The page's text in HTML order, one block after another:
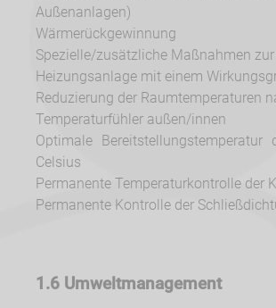
Außenanlagen)
Wärmerückgewinnung
Spezielle/zusätzliche Maßnahmen
Heizungsanlage mit einem
Reduzierung der Raumtemperaturen
Temperaturfühler außen/innen
Optimale
Celsius
Permanente Temperaturkontrolle der
Permanente Kontrolle der
1.6 Umweltmanagement